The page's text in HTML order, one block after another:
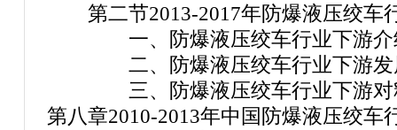
第二节2013-2017年防爆液压绞车
一、防爆液压绞车行业下游介
二、防爆液压绞车行业下游发
三、防爆液压绞车行业下游对釉
第八章2010-2013年中国防爆液压绞车